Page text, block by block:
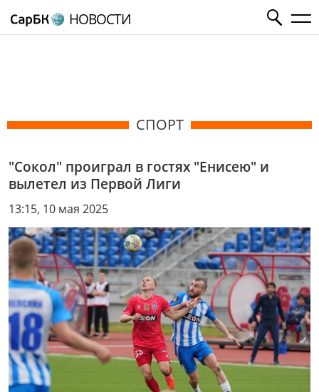
НОВОСТИ
СПОРТ
"Сокол" проиграл в гостях "Енисею" и
вылетел из Первой Лиги
13:15, 10 мая 2025